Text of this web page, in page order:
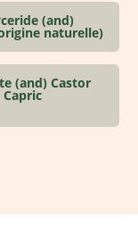
(and)
naturelle)
(and) Castor